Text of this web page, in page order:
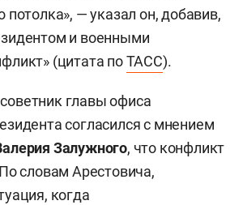
потолка», — указал он, добавив,
и военными
(цитата поТАСС).
главы офиса
согласился с мнением
Залужного, что конфликт
словам Арестовича,
когда